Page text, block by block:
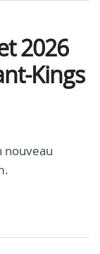
2026
Kings
nouveau